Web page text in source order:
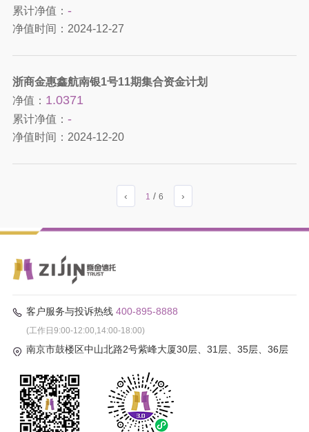
累计净值： -
净值时间： 2024-12-27
浙商金惠鑫航南银1号11期集合资金计划
净值： 1.0371
累计净值： -
净值时间： 2024-12-20
‹ 1 / 6 ›
客户服务与投诉热线 400-895-8888
(工作日9:00-12:00,14:00-18:00)
南京市鼓楼区中山北路2号紫峰大厦30层、31层、35层、36层